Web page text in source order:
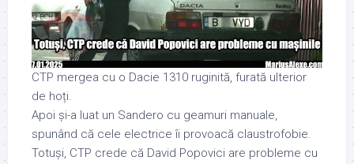
CTP mergea cu o Dacie 1310 ruginită, furată ulterior
de hoți.
Apoi și-a luat un Sandero cu geamuri manuale,
spunând că cele electrice îi provoacă claustrofobie.
Totuși, CTP crede că David Popovici are probleme cu